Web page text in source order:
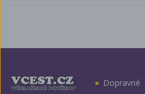
Dopravné